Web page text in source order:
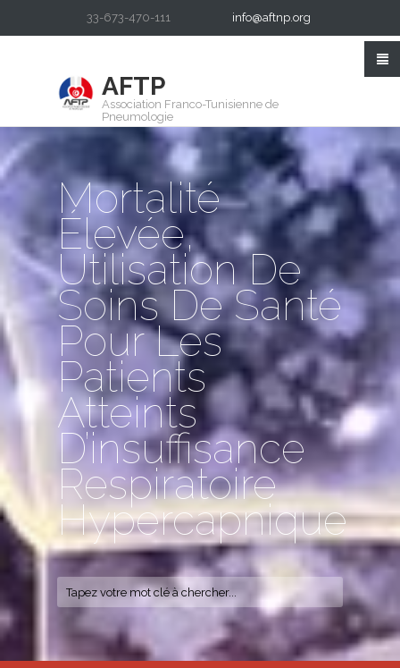
33-673-470-111 info@aftnp.org
AFTP
Association Franco-Tunisienne de
Pneumologie
Mortalité
Élevée,
Utilisation De
Soins De Santé
Pour Les
Patients
Atteints
D’insuffisance
Respiratoire
Hypercapnique